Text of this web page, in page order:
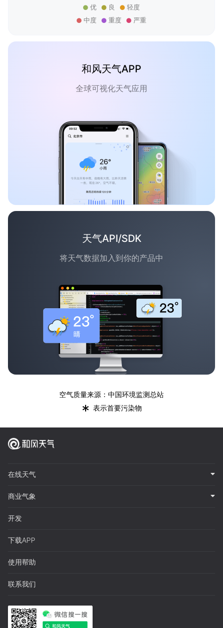
优
良
轻度
中度
重度 严重
和风天气APP
全球可视化天气应用
天气API/SDK
将天气数据加入到你的产品中
空气质量来源：中国环境监测总站
* 表示首要污染物
在线天气
商业气象
开发
下载APP
使用帮助
联系我们